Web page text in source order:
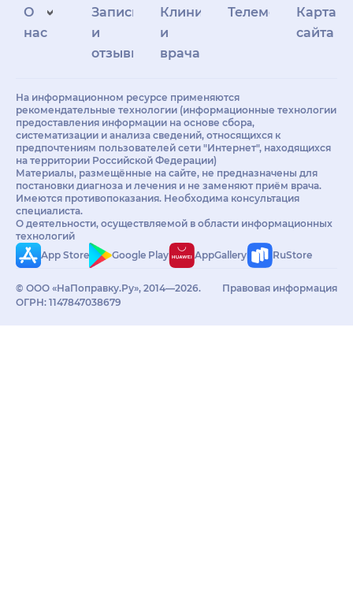
О
нас
Запись
и
отзывы
Клиникам
и
врачам
Телемедицина
Карта
сайта
На информационном ресурсе применяются
рекомендательные технологии (информационные технологии
предоставления информации на основе сбора,
систематизации и анализа сведений, относящихся к
предпочтениям пользователей сети "Интернет", находящихся
на территории Российской Федерации)
Материалы, размещённые на сайте, не предназначены для
постановки диагноза и лечения и не заменяют приём врача.
Имеются противопоказания. Необходима консультация
специалиста.
О деятельности, осуществляемой в области информационных
технологий
App Store
Google Play AppGallery RuStore
© ООО «НаПоправку.Ру», 2014—2026.
ОГРН: 1147847038679
Правовая информация